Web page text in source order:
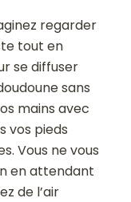
regarder
tout en
se diffuser
sans
mains avec
vos pieds
Vous ne vous
en attendant
de l’air